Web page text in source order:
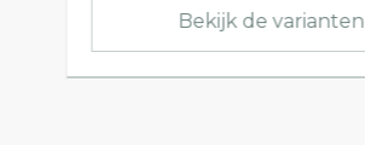
Bekijk de varianten